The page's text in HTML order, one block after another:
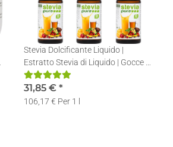
Stevia Dolcificante Liquido |
Estratto Stevia di Liquido | Gocce di
Stevia | 6x50ml
31,85 € *
106,17 € Per 1 l